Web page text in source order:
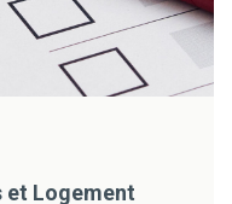
et Logement